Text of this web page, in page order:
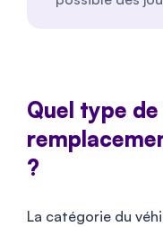
Quel type
?
La catégorie du